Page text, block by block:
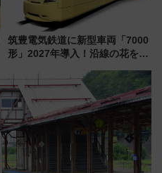
筑豊電気鉄道に新型車両「7000
形」2027年導入！沿線の花をイ
内は落ち着いたゆとりある空間
に